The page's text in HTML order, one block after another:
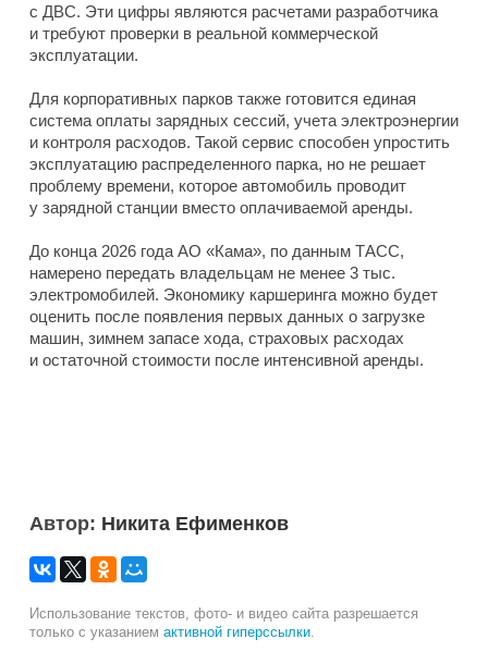
с ДВС. Эти цифры являются расчетами разработчика
и требуют проверки в реальной коммерческой
эксплуатации.
Для корпоративных парков также готовится единая
система оплаты зарядных сессий, учета электроэнергии
и контроля расходов. Такой сервис способен упростить
эксплуатацию распределенного парка, но не решает
проблему времени, которое автомобиль проводит
у зарядной станции вместо оплачиваемой аренды.
До конца 2026 года АО «Кама», по данным ТАСС,
намерено передать владельцам не менее 3 тыс.
электромобилей. Экономику каршеринга можно будет
оценить после появления первых данных о загрузке
машин, зимнем запасе хода, страховых расходах
и остаточной стоимости после интенсивной аренды.
Автор: Никита Ефименков
Использование текстов, фото- и видео сайта разрешается
только с указанием активной гиперссылки